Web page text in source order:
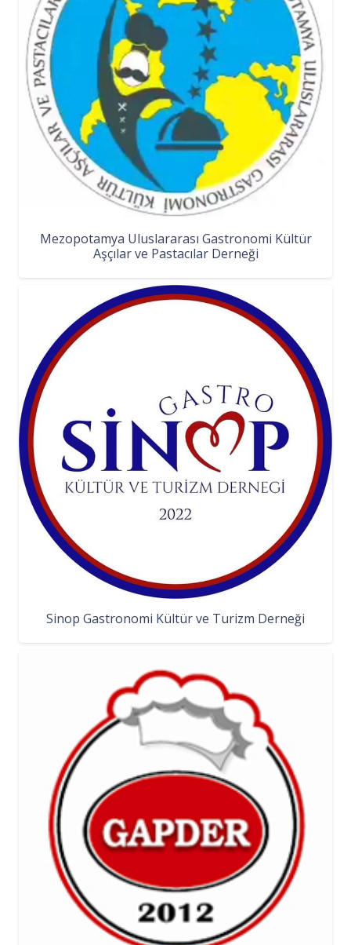
Mezopotamya Uluslararası Gastronomi Kültür
Aşçılar ve Pastacılar Derneği
Sinop Gastronomi Kültür ve Turizm Derneği